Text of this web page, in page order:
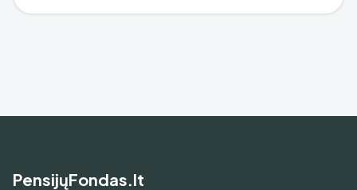
PensijųFondas.lt